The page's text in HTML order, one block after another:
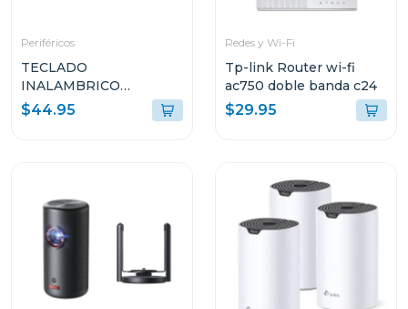
Periféricos
TECLADO
INALAMBRICO
ADVANCED LOGITECH
CON MOUSE
$44.95
Redes y Wi-Fi
Tp-link Router wi-fi
ac750 doble banda c24
$29.95